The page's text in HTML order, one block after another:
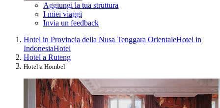
Aggiungi la tua struttura
I miei viaggi
Invia un feedback
Hotel in Provincia della Nusa Tenggara OrientaleHotel in
IndonesiaHotel
Hotel a Ruteng
Hotel a Hombel